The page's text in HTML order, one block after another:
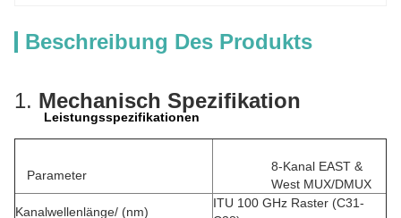
Beschreibung Des Produkts
1. Mechanisch Spezifikation
Leistungsspezifikationen
Parameter
8-Kanal EAST &
West MUX/DMUX
Kanalwellenlänge/ (nm)
ITU 100 GHz Raster (C31-